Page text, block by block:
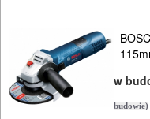
elektryczne
polerki
w
budowie)